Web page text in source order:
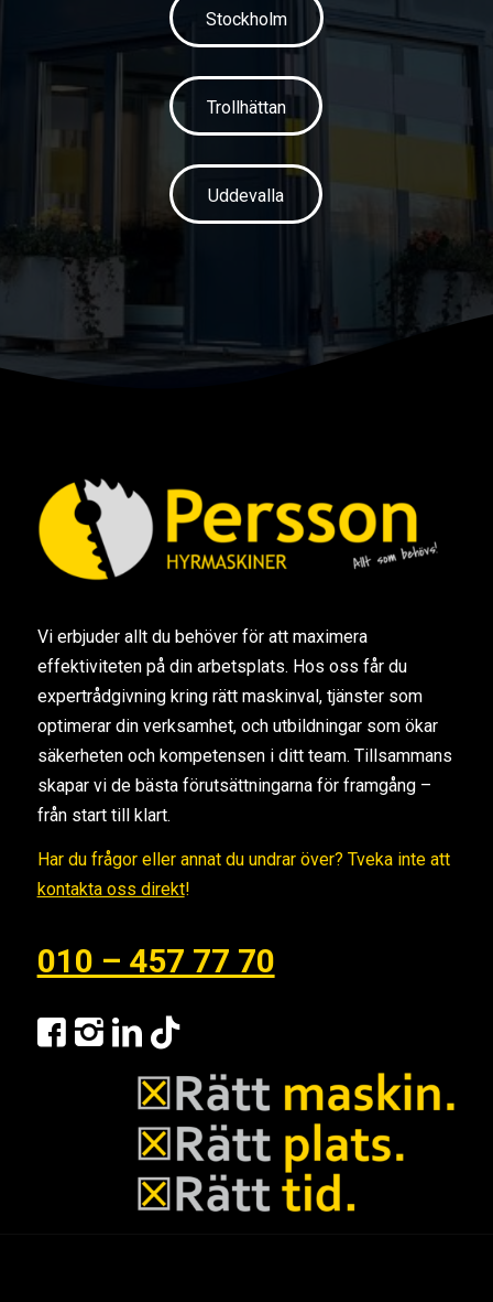
Stockholm
Trollhättan
Uddevalla
Vi erbjuder allt du behöver för att maximera
effektiviteten på din arbetsplats. Hos oss får du
expertrådgivning kring rätt maskinval, tjänster som
optimerar din verksamhet, och utbildningar som ökar
säkerheten och kompetensen i ditt team. Tillsammans
skapar vi de bästa förutsättningarna för framgång –
från start till klart.
Har du frågor eller annat du undrar över? Tveka inte att
kontakta oss direkt!
010 – 457 77 70